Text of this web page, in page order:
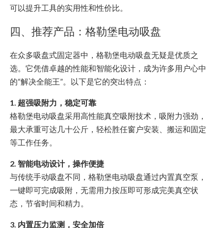
可以提升工具的实用性和性价比。
四、推荐产品：格勒堡电动吸盘
在众多吸盘式固定器中，格勒堡电动吸盘无疑是优质之
选。它凭借卓越的性能和智能化设计，成为许多用户心中
的“解决全能王”。以下是它的突出特点：
1. 超强吸附力，稳定可靠
格勒堡电动吸盘采用高性能真空吸附技术，吸附力强劲，
最大承重可达几十公斤，轻松胜任窗户安装、搬运和固定
等工作任务。
2. 智能电动设计，操作便捷
与传统手动吸盘不同，格勒堡电动吸盘通过内置真空泵，
一键即可完成吸附，无需用力按压即可形成完美真空状
态，节省时间和精力。
3. 内置压力监测，安全加倍